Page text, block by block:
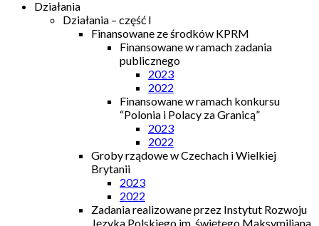
Działania
Działania – część I
Finansowane ze środków KPRM
Finansowane w ramach zadania
publicznego
2023
2022
Finansowane w ramach konkursu
“Polonia i Polacy za Granicą”
2023
2022
Groby rządowe w Czechach i Wielkiej
Brytanii
2023
2022
Zadania realizowane przez Instytut Rozwoju
Języka Polskiego im. świętego Maksymiliana